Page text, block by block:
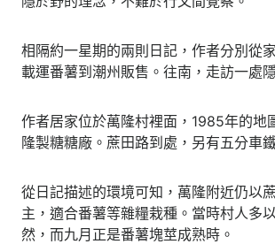
相隔約一星期的兩則日記，作者分別從
載運番薯到潮州販售。往南，走訪一處
作者居家位於萬隆村裡面，1985年的地
隆製糖糖廠。蔗田路到處，另有五分車
從日記描述的環境可知，萬隆附近仍以
主，適合番薯等雜糧栽種。當時村人多
然，而九月正是番薯塊莖成熟時。